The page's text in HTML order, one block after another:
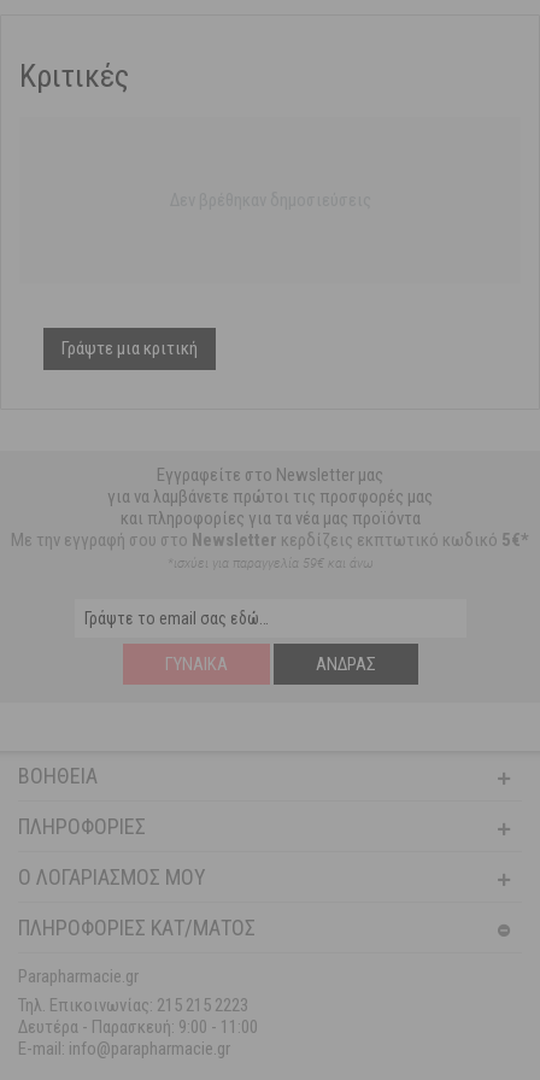
Κριτικές
Γράψτε μια κριτική
Εγγραφείτε στο Newsletter μας
για να λαμβάνετε πρώτοι τις προσφορές μας
και πληροφορίες για τα νέα μας προϊόντα
Με την εγγραφή σου στο Newsletter κερδίζεις εκπτωτικό κωδικό 5€*
*ισχύει για παραγγελία 59€ και άνω
ΓΥΝΑΊΚΑ ΆΝΔΡΑΣ
ΒΟΉΘΕΙΑ
ΠΛΗΡΟΦΟΡΊΕΣ
Ο ΛΟΓΑΡΙΑΣΜΌΣ ΜΟΥ
ΠΛΗΡΟΦΟΡΙΕΣ ΚΑΤ/ΜΑΤΟΣ
Parapharmacie.gr
Τηλ. Επικοινωνίας: 215 215 2223
Δευτέρα - Παρασκευή: 9:00 - 11:00
E-mail: info@parapharmacie.gr